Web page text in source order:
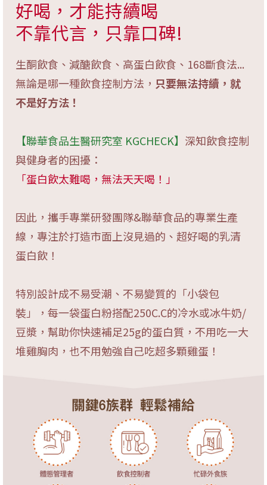
好喝，才能持續喝
不靠代言，只靠口碑!
生酮飲食、減醣飲食、高蛋白飲食、168斷食法...
無論是哪一種飲食控制方法， 只要無法持續，就
不是好方法！
【聯華食品生醫研究室 KGCHECK】 深知飲食控制
與健身者的困擾：
「蛋白飲太難喝，無法天天喝！」
因此，攜手專業研發團隊&聯華食品的專業生產
線，專注於打造市面上沒見過的、超好喝的乳清
蛋白飲！
特別設計成不易受潮、不易變質的「小袋包
裝」，每一袋蛋白粉搭配250C.C的冷水或冰牛奶/
豆漿，幫助你快速補足25g的蛋白質，不用吃一大
堆雞胸肉，也不用勉強自己吃超多顆雞蛋！